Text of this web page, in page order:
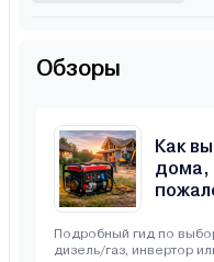
Обзоры
Как
дома,
Подробный гид по
дизель/газ, инвертор